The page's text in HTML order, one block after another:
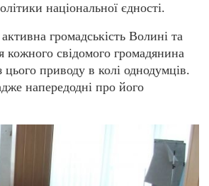
національної єдності.
громадськість Волині та
кожного свідомого громадянина
приводу в колі однодумців.
напередодні про його